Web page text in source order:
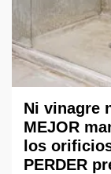
Ni vinagre
MEJOR
los
PERDER